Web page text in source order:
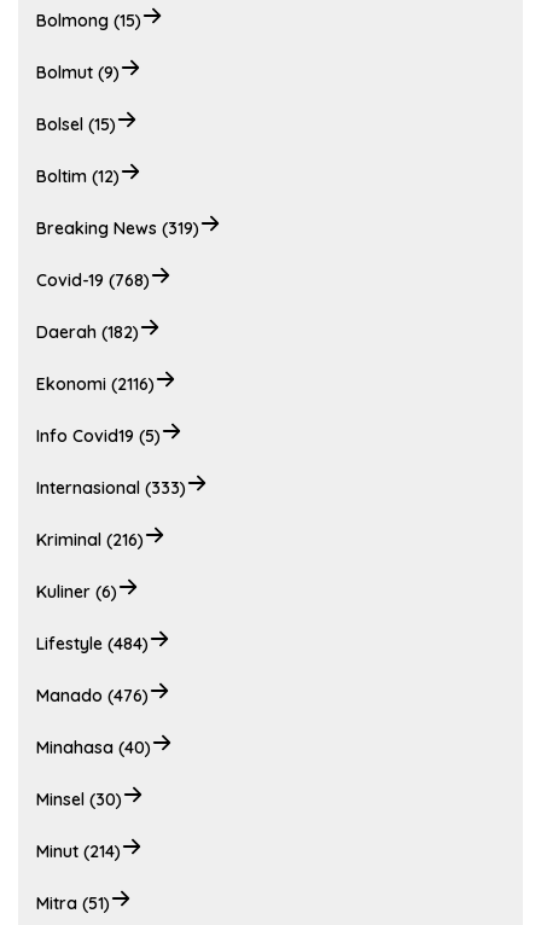
Bolmong (15)
Bolmut (9)
Bolsel (15)
Boltim (12)
Breaking News (319)
Covid-19 (768)
Daerah (182)
Ekonomi (2116)
Info Covid19 (5)
Internasional (333)
Kriminal (216)
Kuliner (6)
Lifestyle (484)
Manado (476)
Minahasa (40)
Minsel (30)
Minut (214)
Mitra (51)